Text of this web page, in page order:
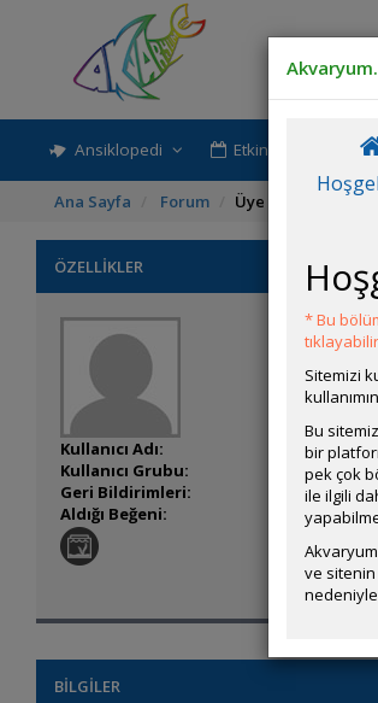
Ansiklopedi Etkinlik-Paylaşım
Ana Sayfa Forum Üye Profili
ÖZELLİKLER
Kullanıcı Adı:
Kullanıcı Grubu:
Forum
Geri Bildirimleri:
0 adet
Aldığı Beğeni:
0
BİLGİLER
* Bu
Sitemizi
Bu
bir
pek çok
ile ilgili
ve
nedeniyle